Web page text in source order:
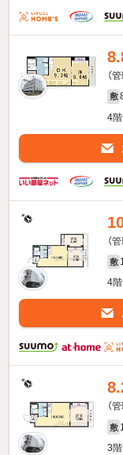
（
敷
4
（
敷
4
（
敷
3